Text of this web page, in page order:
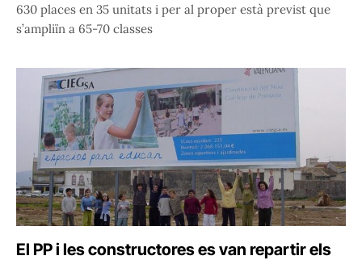
630 places en 35 unitats i per al proper està previst que
s’ampliïn a 65-70 classes
El PP i les constructores es van repartir els